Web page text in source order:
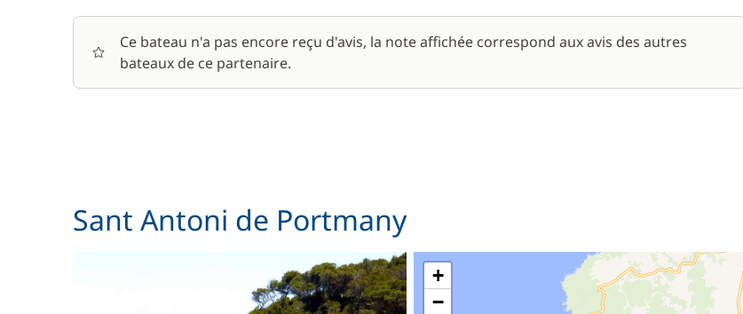
Ce bateau n'a pas encore reçu d'avis, la note affichée correspond aux avis des autres
bateaux de ce partenaire.
Sant Antoni de Portmany
+
−